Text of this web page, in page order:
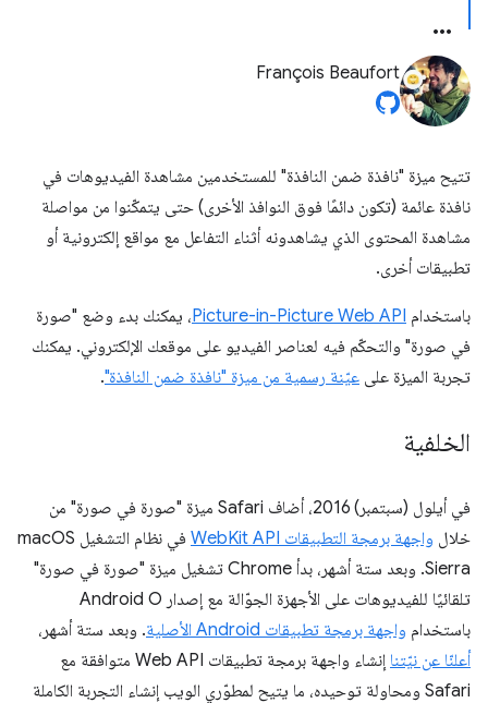
François Beaufort
تتيح ميزة "نافذة ضمن النافذة" للمستخدمين مشاهدة الفيديوهات في
نافذة عائمة (تكون دائمًا فوق النوافذ الأخرى) حتى يتمكّنوا من مواصلة
مشاهدة المحتوى الذي يشاهدونه أثناء التفاعل مع مواقع إلكترونية أو
تطبيقات أخرى.
باستخدام Picture-in-Picture Web API، يمكنك بدء وضع "صورة
في صورة" والتحكّم فيه لعناصر الفيديو على موقعك الإلكتروني. يمكنك
تجربة الميزة على عيّنة رسمية من ميزة "نافذة ضمن النافذة".
الخلفية
في أيلول (سبتمبر) 2016، أضاف Safari ميزة "صورة في صورة" من
خلال واجهة برمجة التطبيقات WebKit API
في نظام التشغيل macOS
Sierra. وبعد ستة أشهر، بدأ Chrome تشغيل ميزة "صورة في صورة"
تلقائيًا للفيديوهات على الأجهزة الجوّالة مع إصدار Android O
باستخدام واجهة برمجة تطبيقات Android الأصلية
. وبعد ستة أشهر،
أعلنّا عن نيّتنا
إنشاء واجهة برمجة تطبيقات Web API متوافقة مع
Safari ومحاولة توحيده، ما يتيح لمطوّري الويب إنشاء التجربة الكاملة